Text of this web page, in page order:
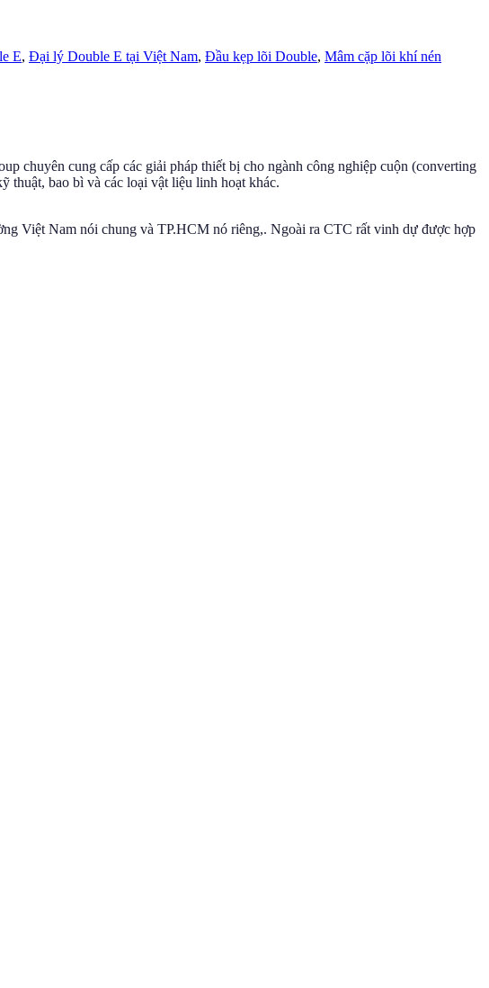
E, Đại lý Double E tại Việt Nam, Đầu kẹp lõi Double, Mâm cặp lõi khí nén
chuyên cung cấp các giải pháp thiết bị cho ngành công nghiệp cuộn (converting
thuật, bao bì và các loại vật liệu linh hoạt khác.
Việt Nam nói chung và TP.HCM nó riêng,. Ngoài ra CTC rất vinh dự được hợp